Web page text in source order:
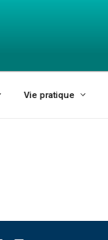
Vie pratique